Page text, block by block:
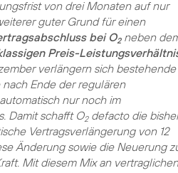
von drei Monaten auf nur
guter Grund für einen
bei O2neben
Preis-
verlängern sich bestehende
Ende der regulären
nur noch im
Damit schafft O2defacto die
Vertragsverlängerung von 12
Änderung sowie die Neuerung
Mit diesem Mix an